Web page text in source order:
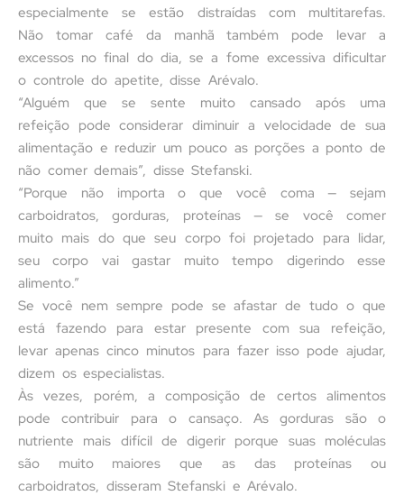
especialmente se estão distraídas com multitarefas.
Não tomar café da manhã também pode levar a
excessos no final do dia, se a fome excessiva dificultar
o controle do apetite, disse Arévalo.
“Alguém que se sente muito cansado após uma
refeição pode considerar diminuir a velocidade de sua
alimentação e reduzir um pouco as porções a ponto de
não comer demais”, disse Stefanski.
“Porque não importa o que você coma — sejam
carboidratos, gorduras, proteínas — se você comer
muito mais do que seu corpo foi projetado para lidar,
seu corpo vai gastar muito tempo digerindo esse
alimento.”
Se você nem sempre pode se afastar de tudo o que
está fazendo para estar presente com sua refeição,
levar apenas cinco minutos para fazer isso pode ajudar,
dizem os especialistas.
Às vezes, porém, a composição de certos alimentos
pode contribuir para o cansaço. As gorduras são o
nutriente mais difícil de digerir porque suas moléculas
são muito maiores que as das proteínas ou
carboidratos, disseram Stefanski e Arévalo.